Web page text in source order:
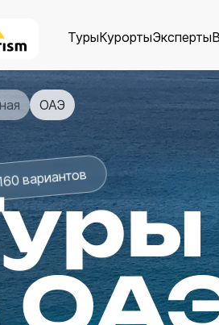
ТурыКурортыЭксперты
ОАЭ
вариантов